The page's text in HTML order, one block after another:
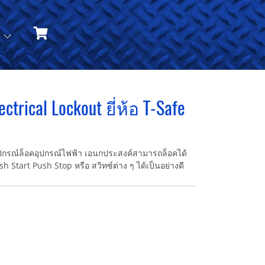
Lockout ยี่ห้อ T-Safe
รณ์ล็อคอุปกรณ์ไฟฟ้า เอนกประสงค์สามารถล็อคได้
Start Push Stop หรือ สวิทซ์ต่าง ๆ ได้เป็นอย่างดี